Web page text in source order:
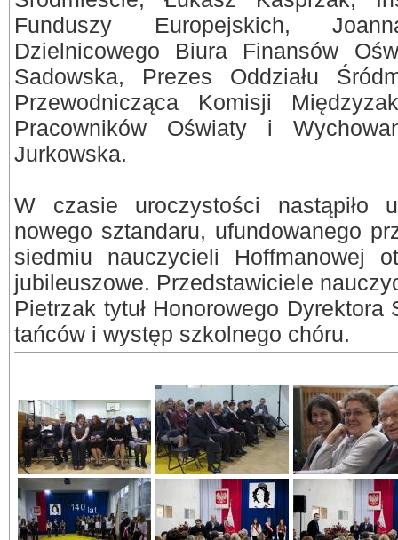
Funduszy Europejskich,
Dzielnicowego Biura Finansów
Sadowska, Prezes Oddziału
Przewodnicząca Komisji
Pracowników Oświaty i
Jurkowska.
W czasie uroczystości nastąpiło
nowego sztandaru, ufundowanego
siedmiu nauczycieli Hoffmanowej
jubileuszowe. Przedstawiciele
Pietrzak tytuł Honorowego Dyrektora
tańców i występ szkolnego chóru.